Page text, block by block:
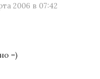
2006 в 07:42
=)